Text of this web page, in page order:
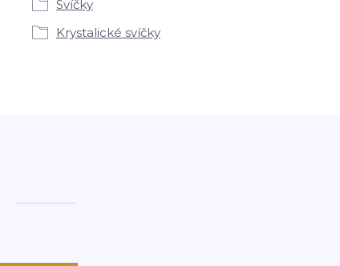
Svíčky
Krystalické svíčky